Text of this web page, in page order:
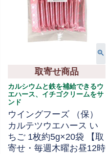
取寄せ商品
カルシウムと鉄を補給できるウ
エハース、イチゴクリームをサ
ンド
ウイングフーズ （保）
カルテツウエハース い
ちご 1枚約5g×20袋 【取
寄せ・毎週木曜お昼12時